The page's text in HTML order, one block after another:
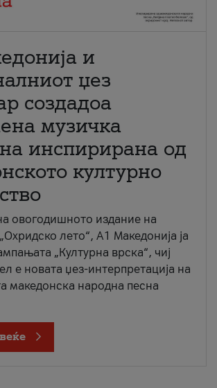
и
џез
создадоа
музичка
инспирирана од
културно
овогодишното издание на
лето“, А1 Македонија ја
„Културна врска“, чиј
е новата џез-интерпретација на
македонска народна песна